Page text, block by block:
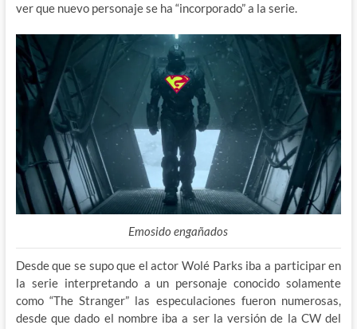
ver que nuevo personaje se ha “incorporado” a la serie.
Emosido engañados
Desde que se supo que el actor Wolé Parks iba a participar en
la serie interpretando a un personaje conocido solamente
como “The Stranger” las especulaciones fueron numerosas,
desde que dado el nombre iba a ser la versión de la CW del